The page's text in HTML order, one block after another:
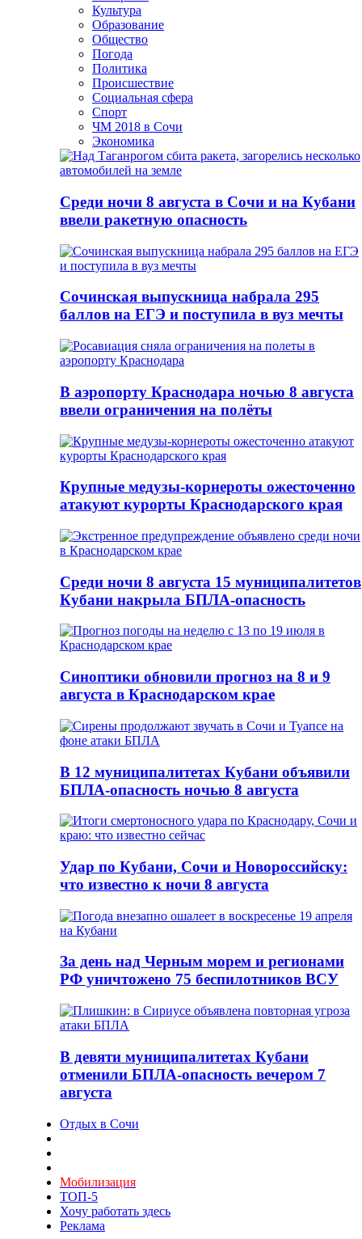
Культура
Образование
Общество
Погода
Политика
Происшествие
Социальная сфера
Спорт
ЧМ 2018 в Сочи
Экономика
Среди ночи 8 августа в Сочи и на Кубани
ввели ракетную опасность
Сочинская выпускница набрала 295
баллов на ЕГЭ и поступила в вуз мечты
В аэропорту Краснодара ночью 8 августа
ввели ограничения на полёты
Крупные медузы-корнероты ожесточенно
атакуют курорты Краснодарского края
Среди ночи 8 августа 15 муниципалитетов
Кубани накрыла БПЛА-опасность
Синоптики обновили прогноз на 8 и 9
августа в Краснодарском крае
В 12 муниципалитетах Кубани объявили
БПЛА-опасность ночью 8 августа
Удар по Кубани, Сочи и Новороссийску:
что известно к ночи 8 августа
За день над Черным морем и регионами
РФ уничтожено 75 беспилотников ВСУ
В девяти муниципалитетах Кубани
отменили БПЛА-опасность вечером 7
августа
Отдых в Сочи
Мобилизация
ТОП-5
Хочу работать здесь
Реклама